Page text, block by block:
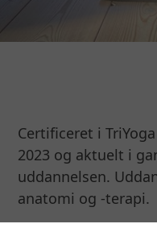
Certificeret i
2023 og aktuelt i
uddannelsen.
anatomi og -terapi.